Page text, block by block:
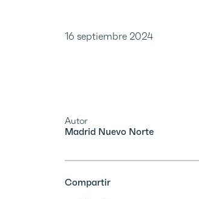
16 septiembre 2024
Autor
Madrid Nuevo Norte
Compartir